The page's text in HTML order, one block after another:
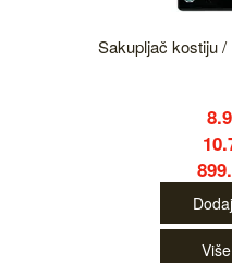
Sakupljač kostiju